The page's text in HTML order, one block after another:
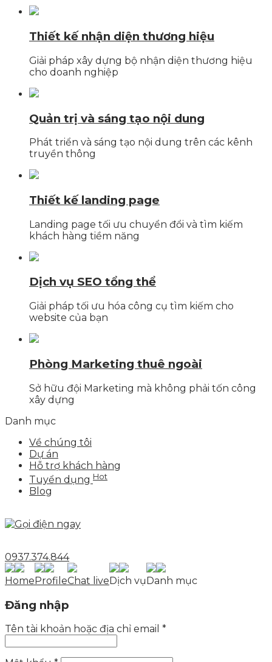
Thiết kế nhận diện thương hiệu
Giải pháp xây dựng bộ nhận diện thương hiệu
cho doanh nghiệp
Quản trị và sáng tạo nội dung
Phát triển và sáng tạo nội dung trên các kênh
truyền thông
Thiết kế landing page
Landing page tối ưu chuyển đổi và tìm kiếm
khách hàng tiềm năng
Dịch vụ SEO tổng thể
Giải pháp tối ưu hóa công cụ tìm kiếm cho
website của bạn
Phòng Marketing thuê ngoài
Sở hữu đội Marketing mà không phải tốn công
xây dựng
Danh mục
Về chúng tôi
Dự án
Hỗ trợ khách hàng
Tuyển dụng Hot
Blog
0937.374.844
HomeProfileChat liveDịch vụDanh mục
Đăng nhập
Tên tài khoản hoặc địa chỉ email *